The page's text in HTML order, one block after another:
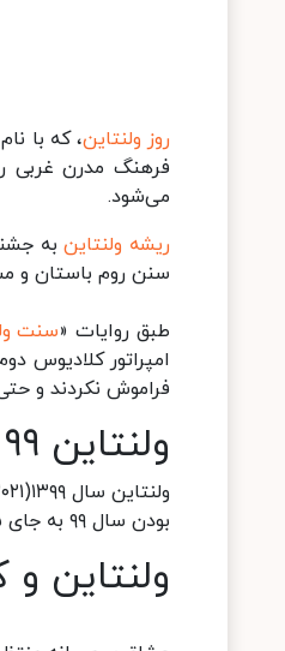
روز ولنتاین، که با
می‌شود.
ریشه ولنتاینبه
سنن روم باستان و
طبق روایات «سنت
امپراتور کلادیوس
فراموش نکردند و
ولنتاین ۹۹ چندمه؟
بودن سال ۹۹ به جای ۲۵ بهمن، ولنتاین ۲۶ بهمن است.
ولنتاین